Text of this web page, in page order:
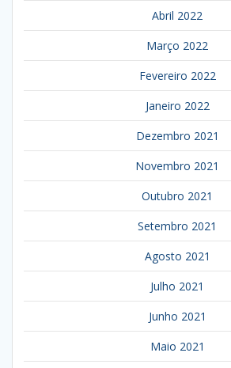
Abril 2022
Março 2022
Fevereiro 2022
Janeiro 2022
Dezembro 2021
Novembro 2021
Outubro 2021
Setembro 2021
Agosto 2021
Julho 2021
Junho 2021
Maio 2021